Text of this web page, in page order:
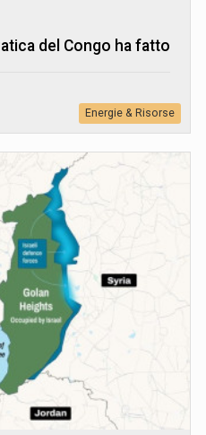
del Congo ha fatto
Energie & Risorse